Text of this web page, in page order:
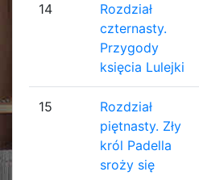
14
Rozdział
czternasty.
Przygody
księcia Lulejki
15
Rozdział
piętnasty. Zły
król Padella
sroży się